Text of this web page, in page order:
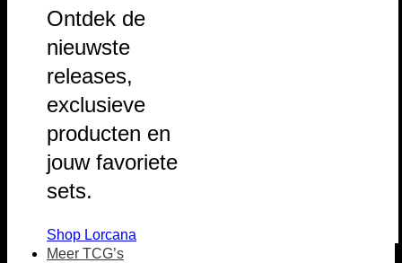
Ontdek de
nieuwste
releases,
exclusieve
producten en
jouw favoriete
sets.
Shop Lorcana
Meer TCG’s